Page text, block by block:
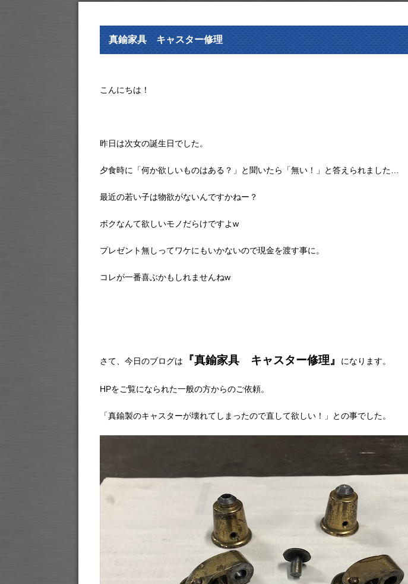
真鍮家具 キャスター修理
こんにちは！
昨日は次女の誕生日でした。
夕食時に「何か欲しいものはある？」と聞いたら「無い！」と答えられました…
最近の若い子は物欲がないんですかねー？
ボクなんて欲しいモノだらけですよw
プレゼント無しってワケにもいかないので現金を渡す事に。
コレが一番喜ぶかもしれませんねw
さて、今日のブログは 『真鍮家具 キャスター修理』 になります。
HPをご覧になられた一般の方からのご依頼。
「真鍮製のキャスターが壊れてしまったので直して欲しい！」との事でした。